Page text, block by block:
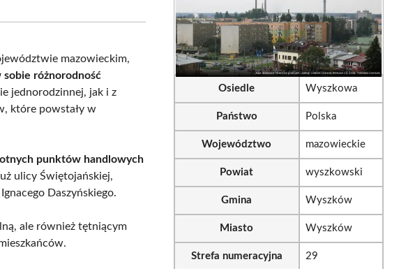
mazowieckim,
sobie różnorodność
jednorodzinnej, jak i z
które powstały w
punktów handlowych
ulicy Świętojańskiej,
Daszyńskiego.
ale również tętniącym
Osiedle Wyszkowa
Państwo Polska
Województwo mazowieckie
Powiat wyszkowski
Gmina Wyszków
Miasto Wyszków
Strefa numeracyjna 29